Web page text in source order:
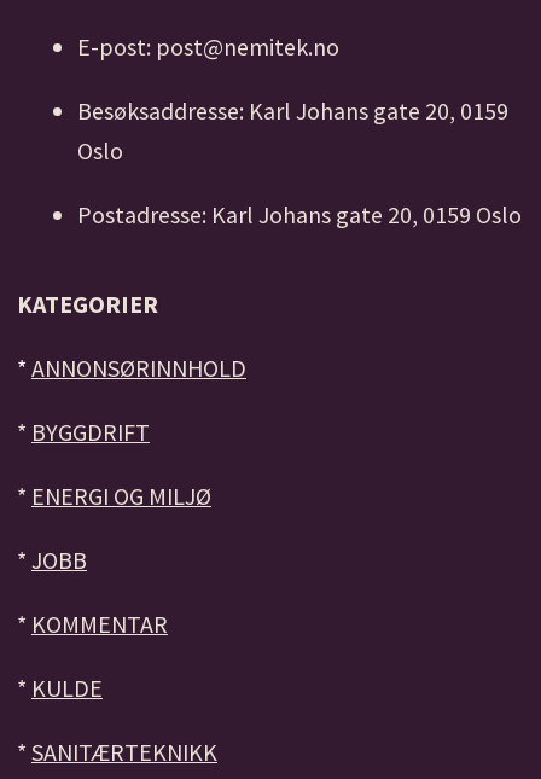
E-post: post@nemitek.no
Besøksaddresse: Karl Johans gate 20, 0159
Oslo
Postadresse: Karl Johans gate 20, 0159 Oslo
KATEGORIER
* ANNONSØRINNHOLD
* BYGGDRIFT
* ENERGI OG MILJØ
* JOBB
* KOMMENTAR
* KULDE
* SANITÆRTEKNIKK